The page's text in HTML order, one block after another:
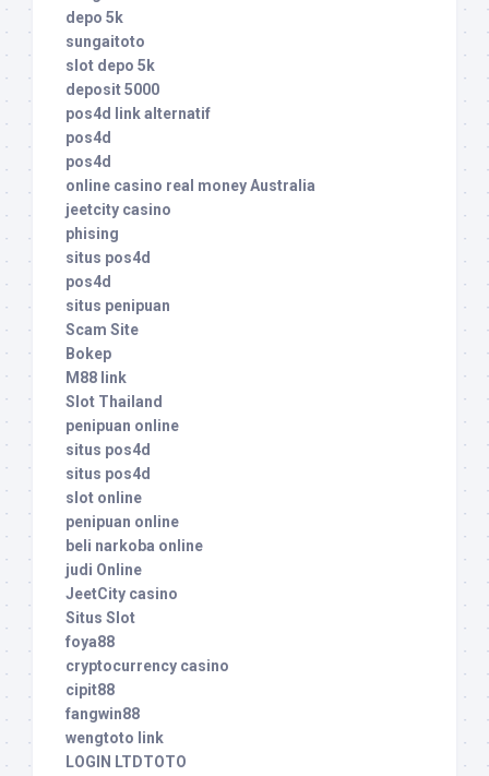
depo 5k
sungaitoto
slot depo 5k
deposit 5000
pos4d link alternatif
pos4d
pos4d
online casino real money Australia
jeetcity casino
phising
situs pos4d
pos4d
situs penipuan
Scam Site
Bokep
M88 link
Slot Thailand
penipuan online
situs pos4d
situs pos4d
slot online
penipuan online
beli narkoba online
judi Online
JeetCity casino
Situs Slot
foya88
cryptocurrency casino
cipit88
fangwin88
wengtoto link
LOGIN LTDTOTO